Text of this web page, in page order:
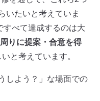
いたいと考えていま
すべて達成するのは大
周りに提案・合意を得
と考えています。
しよう？」な場面での